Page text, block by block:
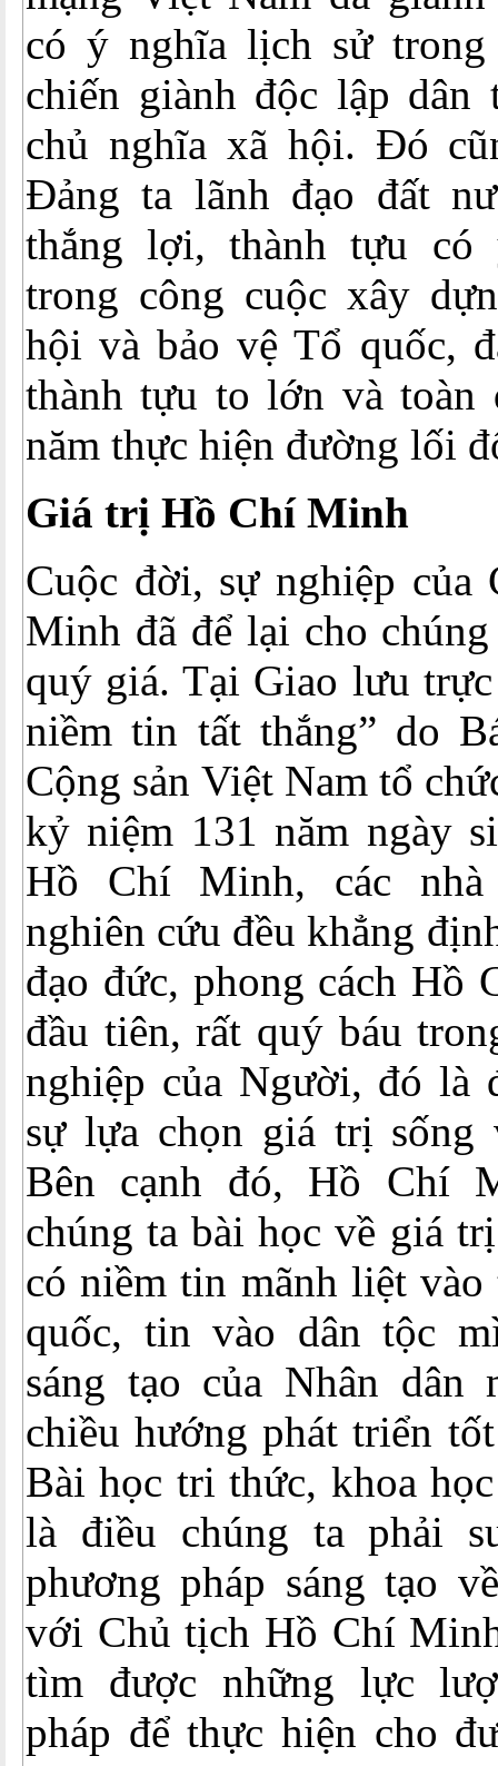
có ý nghĩa lịch sử trong
chiến giành độc lập dân
chủ nghĩa xã hội. Đó
Đảng ta lãnh đạo đất
thắng lợi, thành tựu
trong công cuộc xây
hội và bảo vệ Tổ quốc,
thành tựu to lớn và toàn
năm thực hiện đường lối
Giá trị Hồ Chí Minh
Cuộc đời, sự nghiệp
Minh đã để lại cho
quý giá. Tại Giao lưu
niềm tin tất thắng” do
Cộng sản Việt Nam tổ
kỷ niệm 131 năm ngày
Hồ Chí Minh, các nhà
nghiên cứu đều khẳng
đạo đức, phong cách Hồ
đầu tiên, rất quý báu
nghiệp của Người, đó là
sự lựa chọn giá trị
Bên cạnh đó, Hồ Chí
chúng ta bài học về giá
có niềm tin mãnh liệt
quốc, tin vào dân tộc
sáng tạo của Nhân
chiều hướng phát triển
Bài học tri thức, khoa
là điều chúng ta phải
phương pháp sáng tạo
với Chủ tịch Hồ Chí
tìm được những lực
pháp để thực hiện cho